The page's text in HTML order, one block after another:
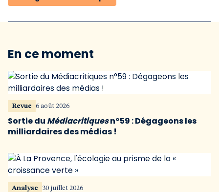
En ce moment
Revue 6 août 2026
Sortie du Médiacritiquesn°59 : Dégageons les
milliardaires des médias !
Analyse 30 juillet 2026